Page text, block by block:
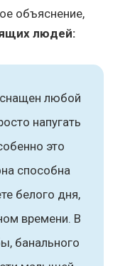
объяснение,
людей:
любой
напугать
это
способна
белого дня,
времени. В
банального